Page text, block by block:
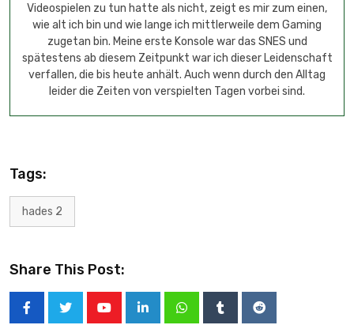
Videospielen zu tun hatte als nicht, zeigt es mir zum einen,
wie alt ich bin und wie lange ich mittlerweile dem Gaming
zugetan bin. Meine erste Konsole war das SNES und
spätestens ab diesem Zeitpunkt war ich dieser Leidenschaft
verfallen, die bis heute anhält. Auch wenn durch den Alltag
leider die Zeiten von verspielten Tagen vorbei sind.
Tags:
hades 2
Share This Post: